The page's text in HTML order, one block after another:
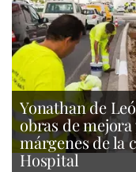
Yonathan de
obras de
márgenes de la
Hospital